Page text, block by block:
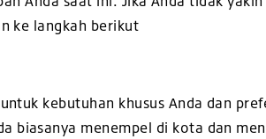
ke langkah berikut
kebutuhan khusus Anda dan
biasanya menempel di kota dan